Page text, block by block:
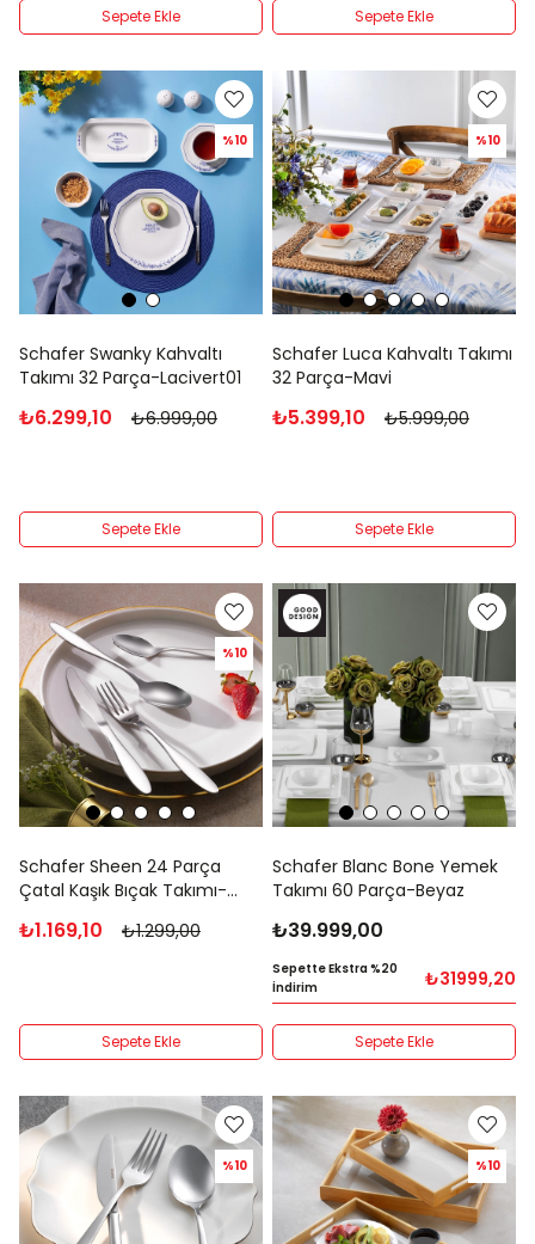
Sepete Ekle Sepete Ekle
Schafer Swanky Kahvaltı
Takımı 32 Parça-Lacivert01
₺6.299,10 ₺6.999,00
%10
Sepete Ekle
Schafer Luca Kahvaltı Takımı
32 Parça-Mavi
₺5.399,10 ₺5.999,00
%10
Sepete Ekle
Schafer Sheen 24 Parça
Çatal Kaşık Bıçak Takımı-
₺1.169,10 ₺1.299,00
%10
Sepete Ekle
Schafer Blanc Bone Yemek
Takımı 60 Parça-Beyaz
₺39.999,00
Sepette Ekstra %20
İndirim
₺31999,20
Sepete Ekle
%10 %10